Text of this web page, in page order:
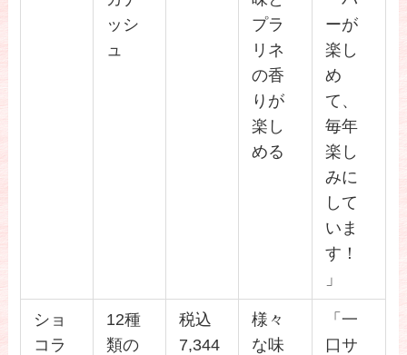
ッシ
ュ
プラ
リネ
の香
りが
楽し
める
ーが
楽し
め
て、
毎年
楽し
みに
して
いま
す！
」
ショ
コラ
12種
類の
税込
7,344
様々
な味
「一
口サ